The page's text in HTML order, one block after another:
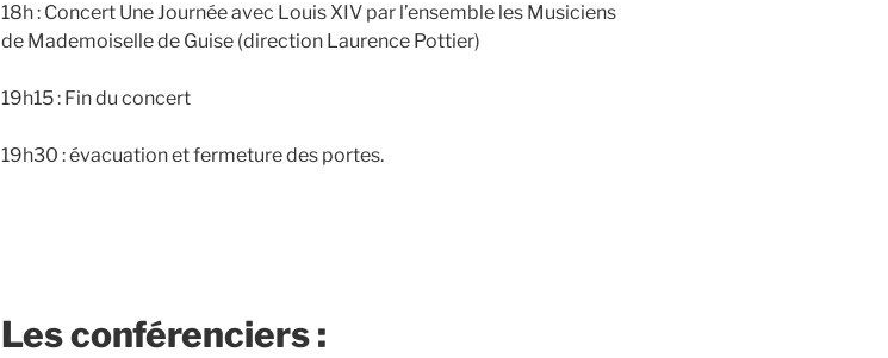
18h : Concert Une Journée avec Louis XIV par l’ensemble les Musiciens
de Mademoiselle de Guise (direction Laurence Pottier)
19h15 : Fin du concert
19h30 : évacuation et fermeture des portes.
Les conférenciers :